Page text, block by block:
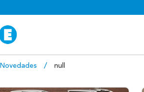
Novedades null